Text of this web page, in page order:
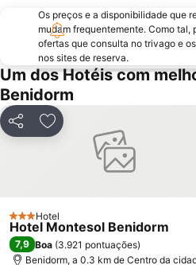
Cala Granadella
Estación de Autobuses de Alicante
Torrellano
Campoamor
Marina de Denia
Cala Mal Pas
Arenals del Sol
Estación de tren FGV
Os preços e a disponibilidade que
mudam frequentemente. Como
ofertas que consulta no trivago e
nos sites de reserva.
Um dos Hotéis com
Benidorm
PartilharAdicionar aos favoritos
3 Estrelas
Hotel
Hotel Montesol Benidorm
7,9 Boa (3.921 pontuações)
Benidorm, a 0.3 km de Centro da